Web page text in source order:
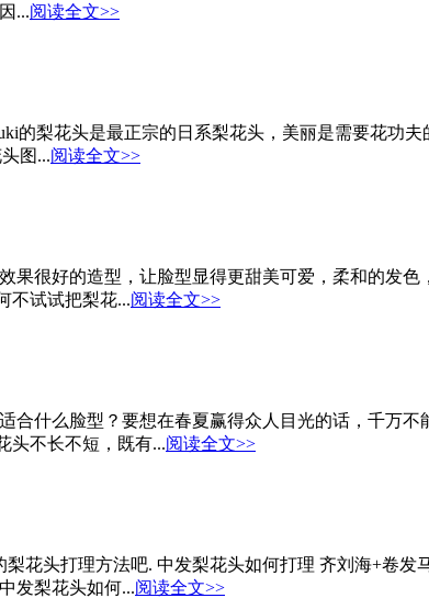
...阅读全文>>
的梨花头是最正宗的日系梨花头，美丽是需要花功
图...阅读全文>>
很好的造型，让脸型显得更甜美可爱，柔和的发
不试试把梨花...阅读全文>>
什么脸型？要想在春夏赢得众人目光的话，千万
头不长不短，既有...阅读全文>>
花头打理方法吧. 中发梨花头如何打理 齐刘海+卷发
发梨花头如何...阅读全文>>